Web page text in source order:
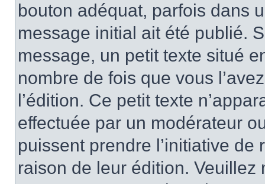
bouton adéquat, parfois dans
message initial ait été publié.
message, un petit texte situé
nombre de fois que vous
l’édition. Ce petit texte
effectuée par un modérateur
puissent prendre l’initiative
raison de leur édition.